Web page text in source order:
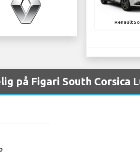
Renault
på Figari South Corsica